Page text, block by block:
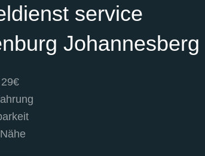
service
Johannesberg